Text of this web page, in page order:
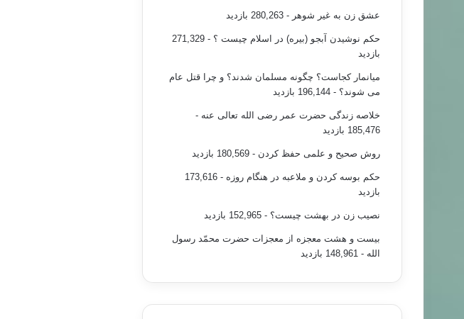
عشق زن به غیر شوهر - 280,263 بازدید
حکم نوشیدن آبجو (بیره) در اسلام چیست ؟
- 271,329
بازدید
میانمار کجاست؟ چگونه مسلمان شدند؟ و چرا قتل عام
می شوند؟ - 196,144 بازدید
خلاصه زندگی حضرت عمر رضی الله تعالی عنه -
185,476 بازدید
روش صحیح و علمی حفظ کردن - 180,569 بازدید
حکم بوسه کردن و ملاعبه در هنگام روزه
- 173,616
بازدید
نصیب زن در بهشت چیست؟ - 152,965 بازدید
بیست و هشت معجزه از معجزات حضرت محمّد رسول
الله - 148,961 بازدید